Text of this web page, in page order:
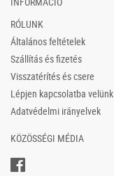
RÓLUNK
Általános feltételek
Szállítás és fizetés
Visszatérítés és csere
Lépjen kapcsolatba velünk
Adatvédelmi irányelvek
KÖZÖSSÉGI MÉDIA